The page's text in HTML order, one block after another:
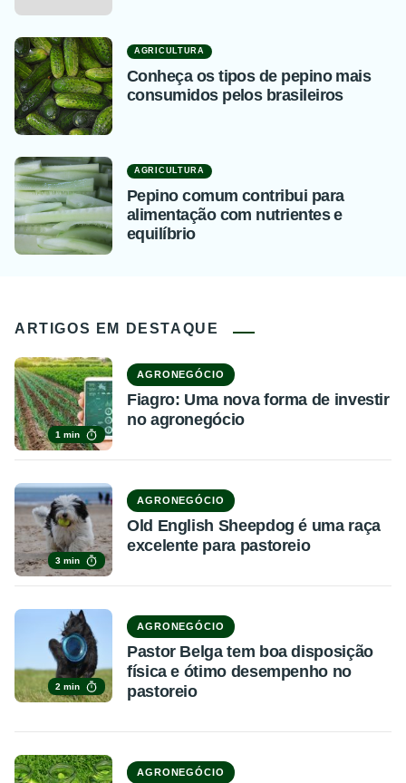
AGRICULTURA
Conheça os tipos de pepino mais
consumidos pelos brasileiros
AGRICULTURA
Pepino comum contribui para
alimentação com nutrientes e
equilíbrio
ARTIGOS EM DESTAQUE
1 min
AGRONEGÓCIO
Fiagro: Uma nova forma de investir
no agronegócio
3 min
AGRONEGÓCIO
Old English Sheepdog é uma raça
excelente para pastoreio
2 min
AGRONEGÓCIO
Pastor Belga tem boa disposição
física e ótimo desempenho no
pastoreio
AGRONEGÓCIO